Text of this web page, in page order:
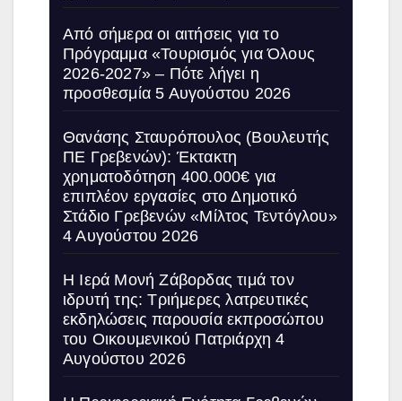
Από σήμερα οι αιτήσεις για το
Πρόγραμμα «Τουρισμός για Όλους
2026-2027» – Πότε λήγει η
προσθεσμία 5 Αυγούστου 2026
Θανάσης Σταυρόπουλος (Βουλευτής
ΠΕ Γρεβενών): Έκτακτη
χρηματοδότηση 400.000€ για
επιπλέον εργασίες στο Δημοτικό
Στάδιο Γρεβενών «Μίλτος Τεντόγλου»
4 Αυγούστου 2026
Η Ιερά Μονή Ζάβορδας τιμά τον
ιδρυτή της: Τριήμερες λατρευτικές
εκδηλώσεις παρουσία εκπροσώπου
του Οικουμενικού Πατριάρχη 4
Αυγούστου 2026